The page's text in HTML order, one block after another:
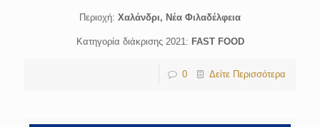
Περιοχή: Χαλάνδρι, Νέα Φιλαδέλφεια
Κατηγορία διάκρισης 2021: FAST FOOD
0 Δείτε Περισσότερα